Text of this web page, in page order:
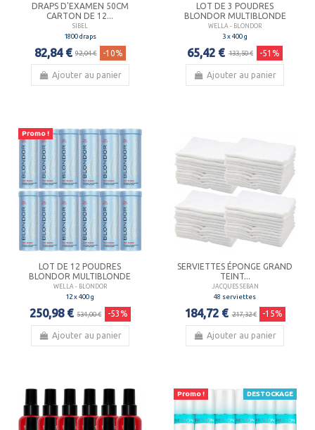
DRAPS D'EXAMEN 50CM
CARTON DE 12...
SIBEL
1800 draps
82,84 € 92,04 € -10%
Ajouter au panier
LOT DE 3 POUDRES
BLONDOR MULTIBLONDE
WELLA - BLONDOR
3 x 400 g
65,42 € 133,50 € -51%
Ajouter au panier
Promo !
LOT DE 12 POUDRES
BLONDOR MULTIBLONDE
WELLA - BLONDOR
12 x 400 g
250,98 € 534,00 € -53%
Ajouter au panier
SERVIETTES ÉPONGE GRAND
TEINT...
JACQUES SEBAN
48 serviettes
184,72 € 217,32 € -15%
Ajouter au panier
Promo ! DESTOCKAGE